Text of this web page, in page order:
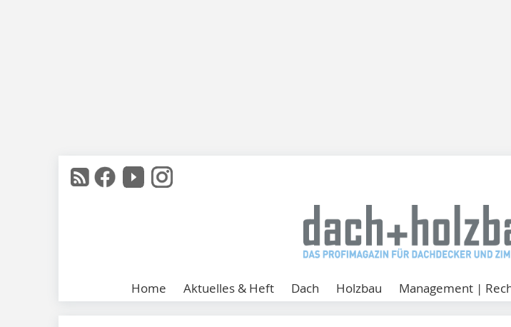
Home Aktuelles & Heft Dach Holzbau Management |